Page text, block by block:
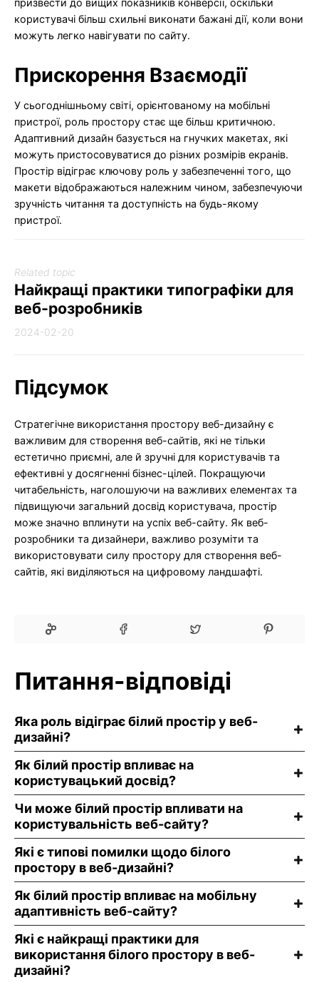
користувачі більш схильні виконати бажані дії, коли вони
можуть легко навігувати по сайту.
Прискорення Взаємодії
У сьогоднішньому світі, орієнтованому на мобільні
пристрої, роль простору стає ще більш критичною.
Адаптивний дизайн базується на гнучких макетах, які
можуть пристосовуватися до різних розмірів екранів.
Простір відіграє ключову роль у забезпеченні того, що
макети відображаються належним чином, забезпечуючи
зручність читання та доступність на будь-якому
пристрої.
Related topic
Найкращі практики типографіки для
веб-розробників
2024-02-20
Підсумок
Стратегічне використання простору веб-дизайну є
важливим для створення веб-сайтів, які не тільки
естетично приємні, але й зручні для користувачів та
ефективні у досягненні бізнес-цілей. Покращуючи
читабельність, наголошуючи на важливих елементах та
підвищуючи загальний досвід користувача, простір
може значно вплинути на успіх веб-сайту. Як веб-
розробники та дизайнери, важливо розуміти та
використовувати силу простору для створення веб-
сайтів, які виділяються на цифровому ландшафті.
Питання-відповіді
Яка роль відіграє білий простір у веб-
дизайні?
Як білий простір впливає на
користувацький досвід?
Чи може білий простір впливати на
користувальність веб-сайту?
Які є типові помилки щодо білого
простору в веб-дизайні?
Як білий простір впливає на мобільну
адаптивність веб-сайту?
Які є найкращі практики для
використання білого простору в веб-
дизайні?